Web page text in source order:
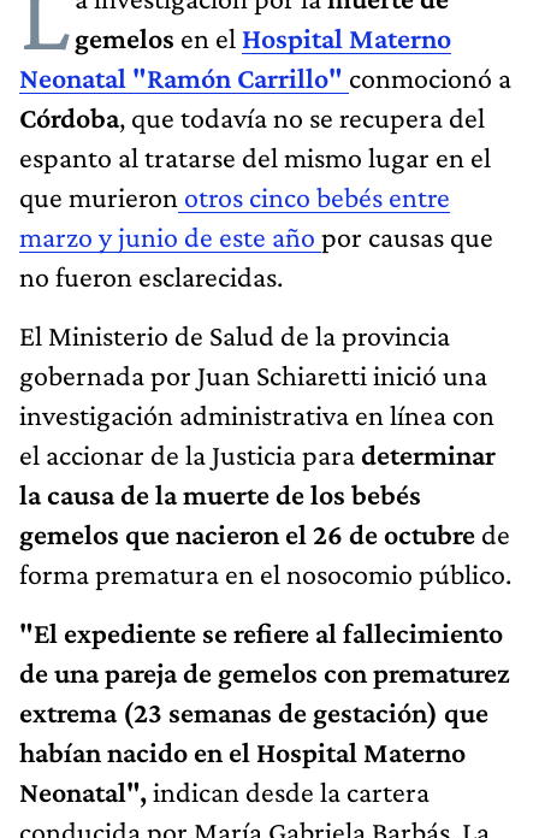
gemelos en el Hospital Materno
Neonatal "Ramón Carrillo" conmocionó a
Córdoba, que todavía no se recupera del
espanto al tratarse del mismo lugar en el
que murieron otros cinco bebés entre
marzo y junio de este año por causas que
no fueron esclarecidas.
El Ministerio de Salud de la provincia
gobernada por Juan Schiaretti inició una
investigación administrativa en línea con
el accionar de la Justicia paradeterminar
la causa de la muerte de los bebés
gemelos que nacieron el 26 de octubre de
forma prematura en el nosocomio público.
"El expediente se refiere al fallecimiento
de una pareja de gemelos con prematurez
extrema (23 semanas de gestación) que
habían nacido en el Hospital Materno
Neonatal",indican desde la cartera
conducida por María Gabriela Barbás. La